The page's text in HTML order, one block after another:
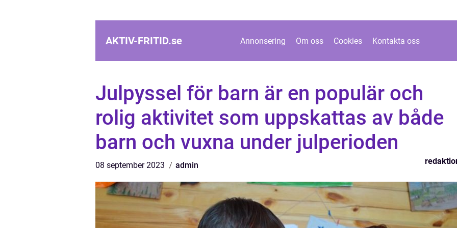
AKTIV-FRITID.se Annonsering Om oss Cookies Kontakta oss
Julpyssel för barn är en populär och
rolig aktivitet som uppskattas av både
barn och vuxna under julperioden
08 september 2023 admin